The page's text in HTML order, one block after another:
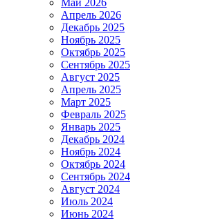
Май 2026
Апрель 2026
Декабрь 2025
Ноябрь 2025
Октябрь 2025
Сентябрь 2025
Август 2025
Апрель 2025
Март 2025
Февраль 2025
Январь 2025
Декабрь 2024
Ноябрь 2024
Октябрь 2024
Сентябрь 2024
Август 2024
Июль 2024
Июнь 2024